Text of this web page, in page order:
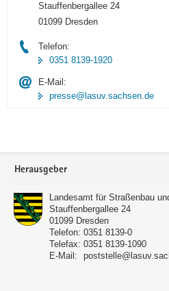
Stauffenbergallee 24
01099 Dresden
Telefon:
0351 8139-1920
E-Mail:
presse@lasuv.sachsen.de
Footer-
Herausgeber
Landesamt für Straßenbau
Stauffenbergallee 24
01099 Dresden
Telefon: 0351 8139-0
Telefax: 0351 8139-1090
E-Mail: